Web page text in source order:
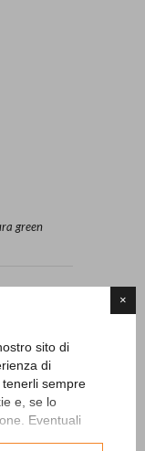
×
sito di
di
sempre
e, se lo
Eventuali
green